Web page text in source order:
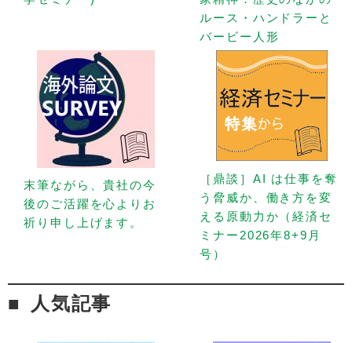
ルース・ハンドラーと
バービー人形
末筆ながら、貴社の今
後のご活躍を心よりお
祈り申し上げます。
［鼎談］AI は仕事を奪
う脅威か、働き方を変
える原動力か（経済セ
ミナー2026年8+9月
号）
人気記事